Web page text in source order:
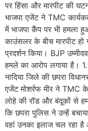
पर हिंसा और मारपीट की
भाजपा एजेंट ने TMC
में भाजपा कैंप पर भी हमला
काउंसलर के बीच मारपीट हो
प्रदर्शन किया। BJP
हमले का आरोप लगाया है।
नादिया जिले की छपरा
एजेंट मोशर्रफ मीर ने TMC
लोहे की रॉड और बंदूकों से
कि छपरा पुलिस ने उन्हें
वहां उनका इलाज चल रहा